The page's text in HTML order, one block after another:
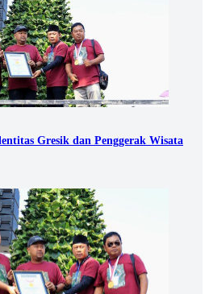
Gresik dan Penggerak Wisata